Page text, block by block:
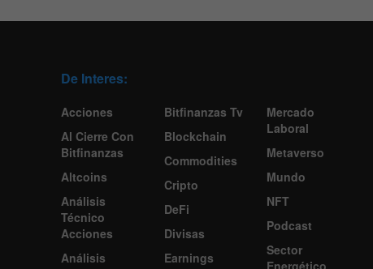
De Interes:
Acciones
Al Cierre Con
Bitfinanzas
Altcoins
Análisis
Técnico
Acciones
Análisis
Bitfinanzas Tv
Blockchain
Commodities
Cripto
DeFi
Divisas
Earnings
Mercado
Laboral
Metaverso
Mundo
NFT
Podcast
Sector
Energético